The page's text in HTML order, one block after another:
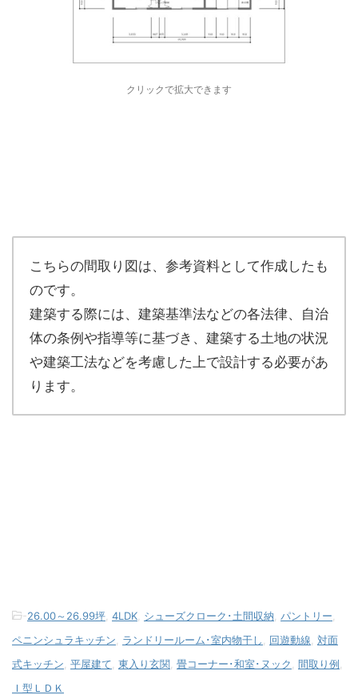
クリックで拡大できます
こちらの間取り図は、参考資料として作成したも
のです。
建築する際には、建築基準法などの各法律、自治
体の条例や指導等に基づき、建築する土地の状況
や建築工法などを考慮した上で設計する必要があ
ります。
-26.00～26.99坪 4LDK シューズクローク･土間収納 パントリー
ペニンシュラキッチン
ランドリールーム･室内物干し 回遊動線 対面
式キッチン 平屋建て 東入り玄関 畳コーナー･和室･ヌック 間取り例
Ｉ型ＬＤＫ